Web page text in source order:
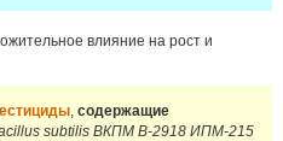
влияние на рост и
, содержащие
subtilis ВКПМ В-2918 ИПМ-215